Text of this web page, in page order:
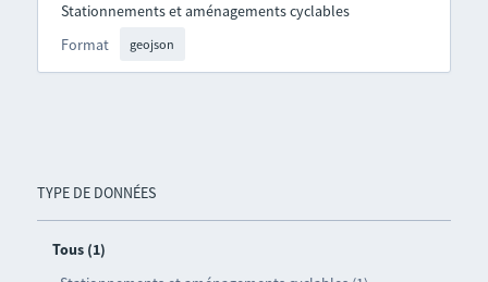
TYPE DE DONNÉES
Tous (1)
Format geojson
Stationnements et aménagements cyclables